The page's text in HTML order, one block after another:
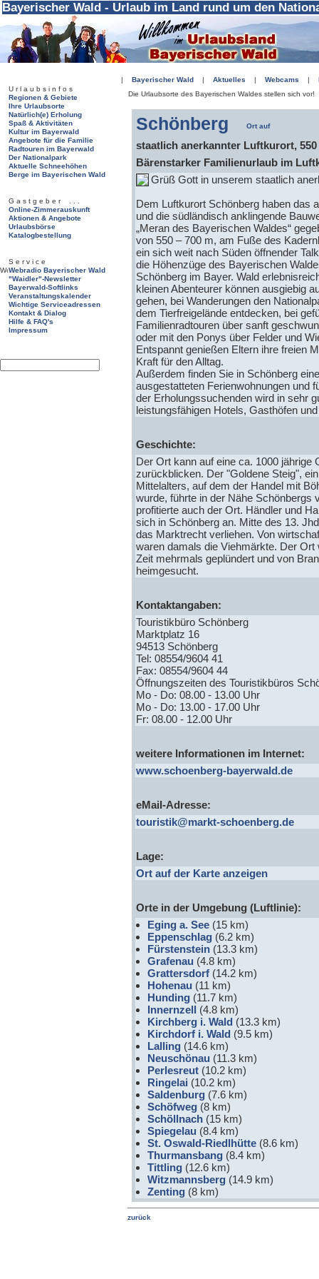
Bayerischer Wald - Urlaub im Land rund um den
| Bayerischer Wald | Aktuelles | Webcams |
U r l a u b s i n f o s
Regionen & Gebiete
Ihre Urlaubsorte
Natürlich(e) Erholung
Spaß & Aktivitäten
Kultur im Bayerwald
Angebote für die Familie
Radtouren im Bayerwald
Der Nationalpark
Aktuelle Schneehöhen
Berge im Bayerischen Wald
G a s t g e b e r . . .
Online-Zimmerauskunft
Aktionen & Angebote
Urlaubsbörse
Katalogbestellung
S e r v i c e
Webradio Bayerischer Wald
"Waidler"-Newsletter
Bayerwald-Softlinks
Veranstaltungskalender
Wichtige Serviceadressen
Kontakt & Dialog
Hilfe & FAQ's
Impressum
Die Urlaubsorte des Bayerischen Waldes stellen sich vor!
Schönberg
staatlich anerkannter Luftkurort, 550
Bärenstarker Familienurlaub im
Grüß Gott in unserem staatlich
Dem Luftkurort Schönberg haben das
und die südländisch anklingende
„Meran des Bayerischen Waldes“
von 550 – 700 m, am Fuße des
ein sich weit nach Süden öffnender
die Höhenzüge des Bayerischen
Schönberg im Bayer. Wald
kleinen Abenteurer können ausgiebig
gehen, bei Wanderungen den
dem Tierfreigelände entdecken, bei
Familienradtouren über sanft
oder mit den Ponys über Felder und
Entspannt genießen Eltern ihre freien
Kraft für den Alltag.
Außerdem finden Sie in Schönberg
ausgestatteten Ferienwohnungen und
der Erholungssuchenden wird in sehr
leistungsfähigen Hotels, Gasthöfen
Geschichte:
Der Ort kann auf eine ca. 1000 jährige
zurückblicken. Der "Goldene Steig",
Mittelalters, auf dem der Handel mit
wurde, führte in der Nähe Schönbergs
profitierte auch der Ort. Händler und
sich in Schönberg an. Mitte des 13.
das Marktrecht verliehen. Von
waren damals die Viehmärkte. Der Ort
Zeit mehrmals geplündert und von
heimgesucht.
Kontaktangaben:
Touristikbüro Schönberg
Marktplatz 16
94513 Schönberg
Tel: 08554/9604 41
Fax: 08554/9604 44
Öffnungszeiten des Touristikbüros
Mo - Do: 08.00 - 13.00 Uhr
Mo - Do: 13.00 - 17.00 Uhr
Fr: 08.00 - 12.00 Uhr
weitere Informationen im Internet:
www.schoenberg-bayerwald.de
eMail-Adresse:
touristik@markt-schoenberg.de
Lage:
Ort auf der Karte anzeigen
Orte in der Umgebung (Luftlinie):
Eging a. See(15 km)
Eppenschlag(6.2 km)
Fürstenstein(13.3 km)
Grafenau (4.8 km)
Grattersdorf(14.2 km)
Hohenau (11 km)
Hunding(11.7 km)
Innernzell (4.8 km)
Kirchberg i. Wald (13.3 km)
Kirchdorf i. Wald (9.5 km)
Lalling(14.6 km)
Neuschönau (11.3 km)
Perlesreut(10.2 km)
Ringelai (10.2 km)
Saldenburg(7.6 km)
Schöfweg(8 km)
Schöllnach(15 km)
Spiegelau (8.4 km)
St. Oswald-Riedlhütte(8.6 km)
Thurmansbang(8.4 km)
Tittling(12.6 km)
Witzmannsberg(14.9 km)
Zenting(8 km)